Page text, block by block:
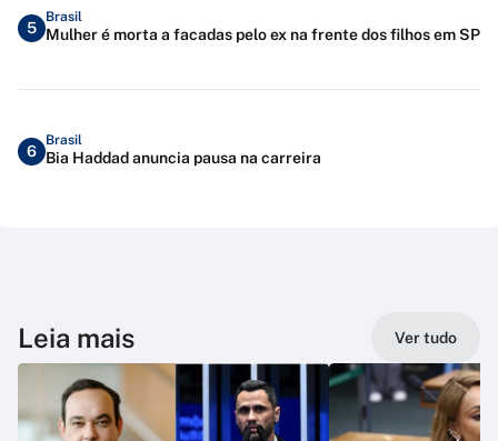
5
Brasil
Mulher é morta a facadas pelo ex na frente dos filhos em SP
6
Brasil
Bia Haddad anuncia pausa na carreira
Leia mais Ver tudo